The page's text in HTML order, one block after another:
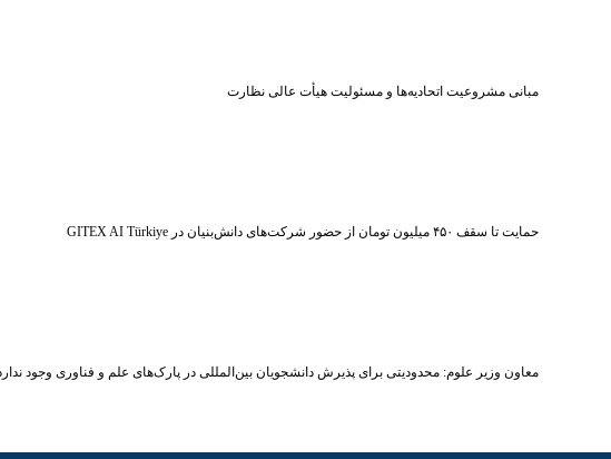
مبانی مشروعیت اتحادیه‌ها و مسئولیت هیأت عالی نظارت
حمایت تا سقف ۴۵۰ میلیون تومان از حضور شرکت‌های دانش‌بنیان در GITEX AI Türkiye
معاون وزیر علوم: محدودیتی برای پذیرش دانشجویان بین‌المللی در پارک‌های علم و فناوری وجود ندارد